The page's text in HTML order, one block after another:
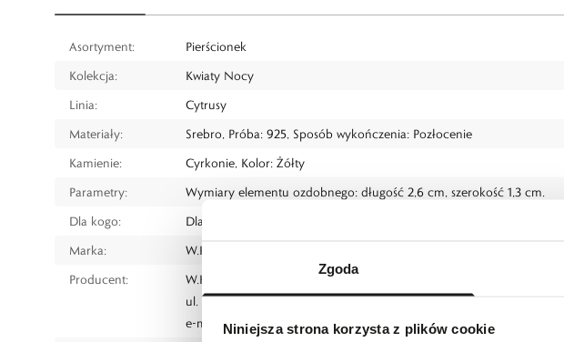
Zgoda
Niniejsza strona korzysta z plików cookie
Asortyment:
Pierścionek
Kolekcja:
Kwiaty Nocy
Linia:
Cytrusy
Materiały:
Srebro, Próba: 925, Sposób wykończenia: Pozłocenie
Kamienie:
Cyrkonie, Kolor: Żółty
Parametry:
Wymiary elementu ozdobnego: długość 2,6 cm, szerokość 1,3 cm.
Dla kogo:
Dla każdego
Marka:
W.KRUK
Producent:
W.KRUK S.A
ul. Pilotów 10, 31-462 Kraków
e-mail:gspr@wkruk.pl